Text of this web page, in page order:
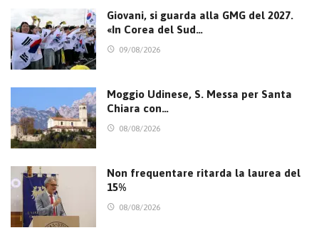
Giovani, si guarda alla GMG del 2027.
«In Corea del Sud…
09/08/2026
Moggio Udinese, S. Messa per Santa
Chiara con…
08/08/2026
Non frequentare ritarda la laurea del
15%
08/08/2026